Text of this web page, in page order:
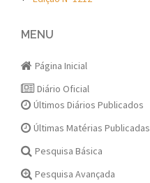
navigation
MENU
Página Inicial
Diário Oficial
Últimos Diários Publicados
Últimas Matérias Publicadas
Pesquisa Básica
Pesquisa Avançada